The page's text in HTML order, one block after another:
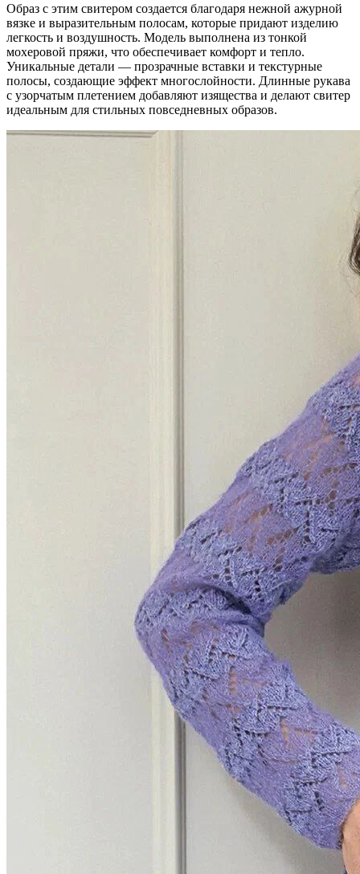
Образ с этим свитером создается благодаря нежной ажурной
вязке и выразительным полосам, которые придают изделию
легкость и воздушность. Модель выполнена из тонкой
мохеровой пряжи, что обеспечивает комфорт и тепло.
Уникальные детали — прозрачные вставки и текстурные
полосы, создающие эффект многослойности. Длинные рукава
с узорчатым плетением добавляют изящества и делают свитер
идеальным для стильных повседневных образов.